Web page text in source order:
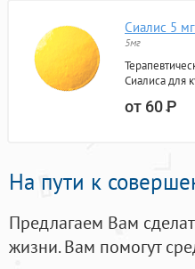
Сиалис 5 мг
5мг
Сиалиса для
от 60Р
На пути к
Предлагаем Вам
жизни. Вам помогут